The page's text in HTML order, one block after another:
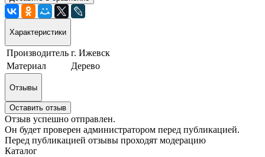
Характеристики
Производитель г. Ижевск
Материал
Дерево
Отзывы
Оставить отзыв
Отзыв успешно отправлен.
Он будет проверен администратором перед публикацией.
Перед публикацией отзывы проходят модерацию
Каталог